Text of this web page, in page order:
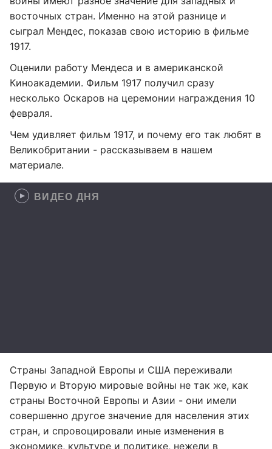
восточных стран. Именно на этой разнице и
сыграл Мендес, показав свою историю в фильме
1917.
Оценили работу Мендеса и в американской
Киноакадемии. Фильм 1917 получил сразу
несколько Оскаров на церемонии награждения 10
февраля.
Чем удивляет фильм 1917, и почему его так любят в
Великобритании - рассказываем в нашем
материале.
ВИДЕО ДНЯ
Страны Западной Европы и США переживали
Первую и Вторую мировые войны не так же, как
страны Восточной Европы и Азии - они имели
совершенно другое значение для населения этих
стран, и спровоцировали иные изменения в
экономике, культуре и политике, нежели в